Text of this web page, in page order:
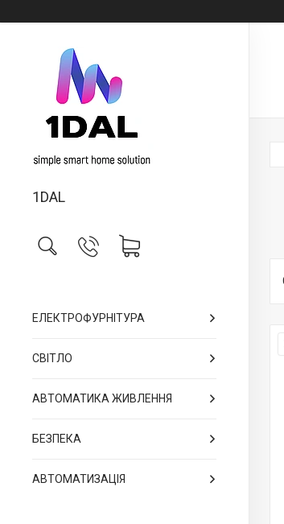
1DAL
ЕЛЕКТРОФУРНІТУРА
СВІТЛО
АВТОМАТИКА ЖИВЛЕННЯ
БЕЗПЕКА
АВТОМАТИЗАЦІЯ